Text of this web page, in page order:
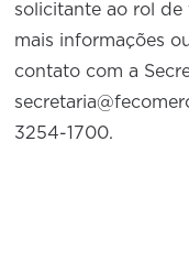
solicitante ao rol de
mais informações
contato com a
3254-1700.